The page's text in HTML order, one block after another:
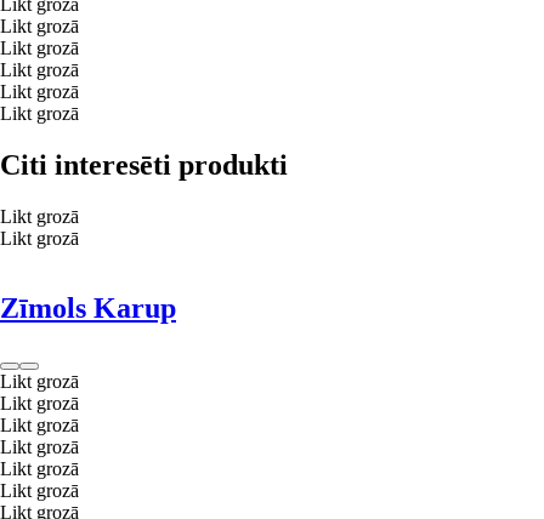
Likt grozā
Likt grozā
Likt grozā
Likt grozā
Likt grozā
Citi interesēti produkti
Likt grozā
Likt grozā
Zīmols Karup
Likt grozā
Likt grozā
Likt grozā
Likt grozā
Likt grozā
Likt grozā
Likt grozā